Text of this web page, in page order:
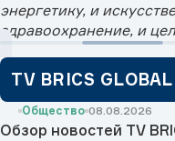
энергетику, и
здравоохранение, и
TV BRICS GLOBAL
Общество 08.08.2026
Обзор новостей TV